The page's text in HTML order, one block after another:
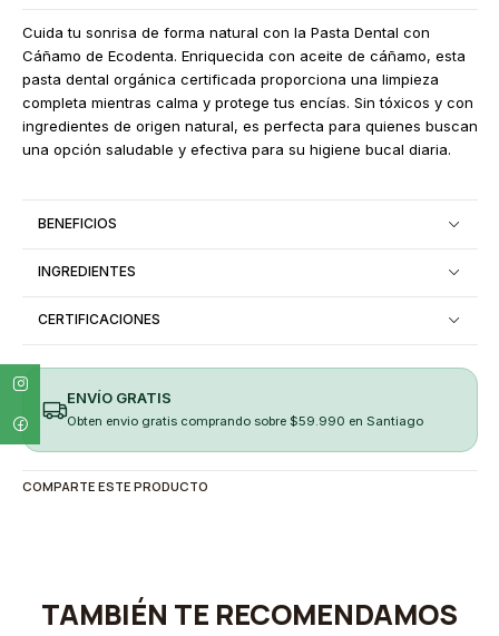
Cuida tu sonrisa de forma natural con la Pasta Dental con
Cáñamo de Ecodenta. Enriquecida con aceite de cáñamo, esta
pasta dental orgánica certificada proporciona una limpieza
completa mientras calma y protege tus encías. Sin tóxicos y con
ingredientes de origen natural, es perfecta para quienes buscan
una opción saludable y efectiva para su higiene bucal diaria.
BENEFICIOS
INGREDIENTES
CERTIFICACIONES
ENVÍO GRATIS
Obten envio gratis comprando sobre $59.990 en Santiago
COMPARTE ESTE PRODUCTO
TAMBIÉN TE RECOMENDAMOS